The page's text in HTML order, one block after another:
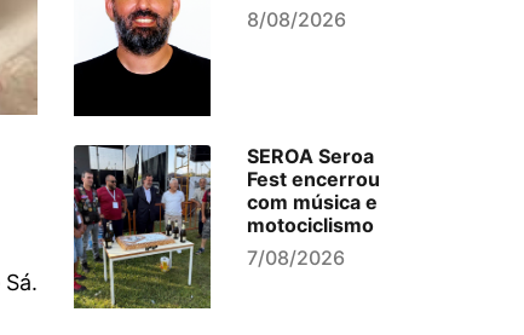
8/08/2026
SEROA Seroa
Fest encerrou
com música e
motociclismo
7/08/2026